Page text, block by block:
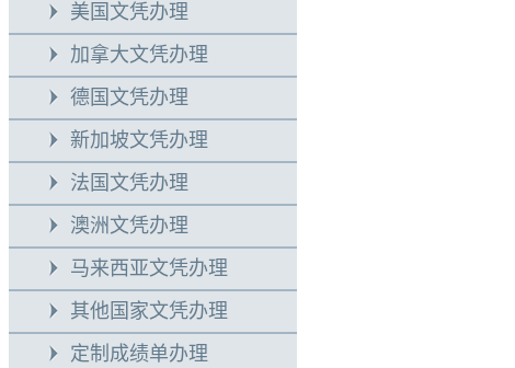
美国文凭办理
加拿大文凭办理
德国文凭办理
新加坡文凭办理
法国文凭办理
澳洲文凭办理
马来西亚文凭办理
其他国家文凭办理
定制成绩单办理